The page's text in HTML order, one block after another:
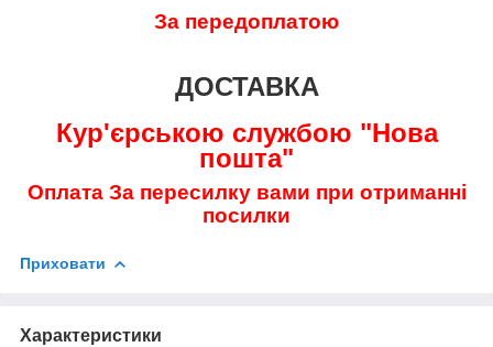
За передоплатою
ДОСТАВКА
Кур'єрською службою "Нова
пошта"
Оплата За пересилку вами при отриманні
посилки
Приховати
Характеристики